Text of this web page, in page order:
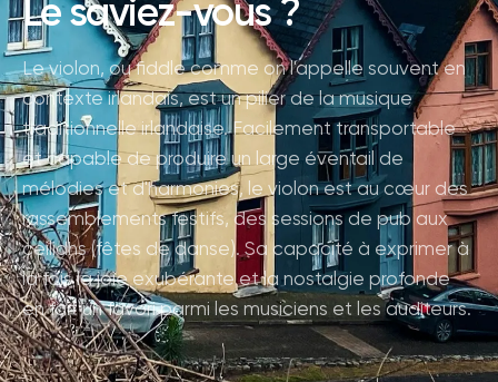
Le saviez-vous ?
Le violon, ou fiddle comme on l'appelle souvent en
contexte irlandais, est un pilier de la musique
traditionnelle irlandaise. Facilement transportable
et capable de produire un large éventail de
mélodies et d'harmonies, le violon est au cœur des
rassemblements festifs, des sessions de pub aux
ceilidhs (fêtes de danse). Sa capacité à exprimer à
la fois la joie exubérante et la nostalgie profonde
en fait un favori parmi les musiciens et les auditeurs.